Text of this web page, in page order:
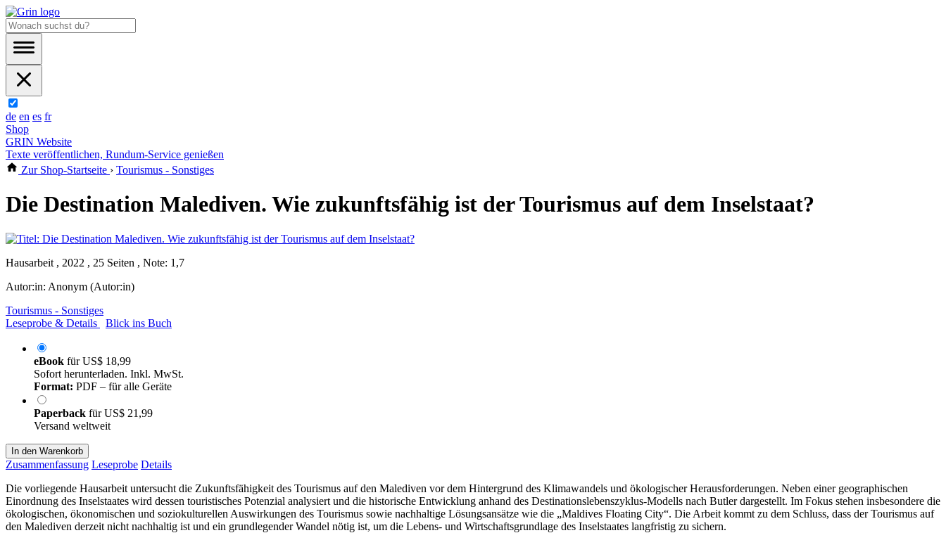
de en es fr
Shop
GRIN Website
Texte veröffentlichen, Rundum-Service genießen
Zur Shop-Startseite › Tourismus - Sonstiges
Die Destination Malediven. Wie zukunftsfähig ist der Tourismus auf dem Inselstaat?
Hausarbeit , 2022 , 25 Seiten , Note: 1,7
Autor:in: Anonym (Autor:in)
Tourismus - Sonstiges
Leseprobe & Details
Blick ins Buch
eBook fürUS$ 18,99
Sofort herunterladen. Inkl. MwSt.
Format: PDF – für alle Geräte
Paperback fürUS$ 21,99
Versand weltweit
In den Warenkorb
Zusammenfassung Leseprobe Details
Die vorliegende Hausarbeit untersucht die Zukunftsfähigkeit des Tourismus auf den Malediven vor dem Hintergrund des Klimawandels und ökologischer Herausforderungen. Neben einer geographischen
Einordnung des Inselstaates wird dessen touristisches Potenzial analysiert und die historische Entwicklung anhand des Destinationslebenszyklus-Modells nach Butler dargestellt. Im Fokus stehen insbesondere die
ökologischen, ökonomischen und soziokulturellen Auswirkungen des Tourismus sowie nachhaltige Lösungsansätze wie die „Maldives Floating City“. Die Arbeit kommt zu dem Schluss, dass der Tourismus auf
den Malediven derzeit nicht nachhaltig ist und ein grundlegender Wandel nötig ist, um die Lebens- und Wirtschaftsgrundlage des Inselstaates langfristig zu sichern.